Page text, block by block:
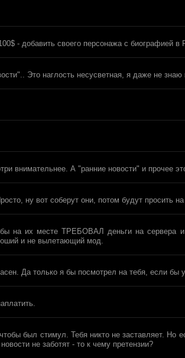
- добавить своего персонажа с биографией в
Это наглость несусветная, я даже не
внимательнее. А "ранние новости" и прочее
ну вот соберут они, потом будут просить
бы на их месте ТРЕБОВАЛ деньги на
и не вылетающий мод.
Да только я бы посмотрел на тебя, если
был стимул. Тебя никто не заставляет.
не заботят - то к чему претензии?